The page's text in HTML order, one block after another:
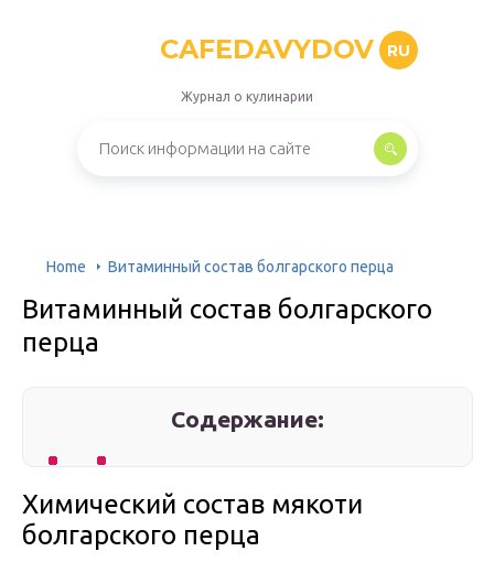
CAFEDAVYDOV RU
Журнал о кулинарии
Home Витаминный состав болгарского перца
Витаминный состав болгарского
перца
Содержание:
Химический состав мякоти
болгарского перца